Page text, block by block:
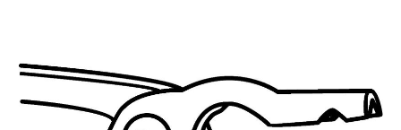
perfekt für die Bedingungen in der Schmiede geeignet.